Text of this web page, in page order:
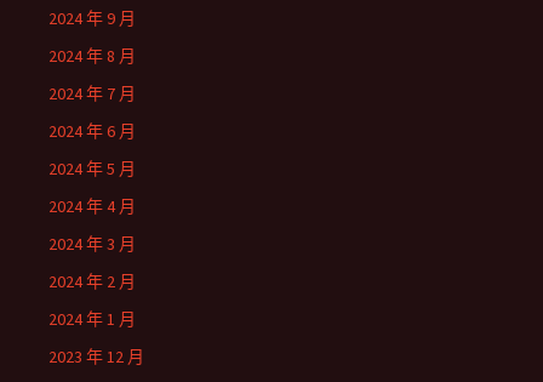
2024 年 9 月
2024 年 8 月
2024 年 7 月
2024 年 6 月
2024 年 5 月
2024 年 4 月
2024 年 3 月
2024 年 2 月
2024 年 1 月
2023 年 12 月